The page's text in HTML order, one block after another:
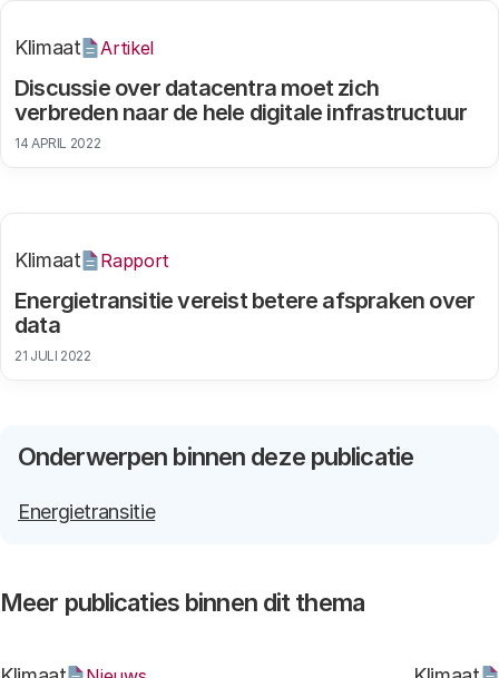
Discussie over datacentra moet zich
verbreden naar de hele digitale infrastructuur
Klimaat Artikel
14 APRIL 2022
Energietransitie vereist betere afspraken over
data
Klimaat Rapport
21 JULI 2022
Onderwerpen binnen deze publicatie
Energietransitie
Meer publicaties binnen dit thema